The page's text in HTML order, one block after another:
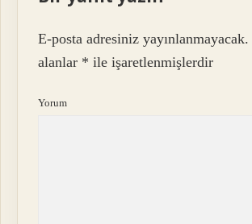
E-posta adresiniz yayınlanmayacak.
alanlar * ile işaretlenmişlerdir
Yorum